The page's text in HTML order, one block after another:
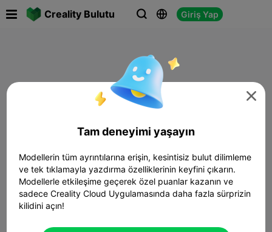
Creality Bulutu   Giriş Yap

Tam deneyimi yaşayın
Modellerin tüm ayrıntılarına erişin, kesintisiz bulut dilimleme
ve tek tıklamayla yazdırma özelliklerinin keyfini çıkarın.
Modellerle etkileşime geçerek özel puanlar kazanın ve
sadece Creality Cloud Uygulamasında daha fazla sürprizin
kilidini açın!